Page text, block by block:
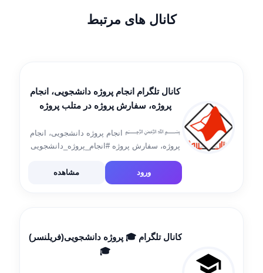
کانال های مرتبط
کانال تلگرام انجام پروژه دانشجویی، انجام
پروژه، سفارش پروژه در متلب پروژه
﷽ انجام پروژه دانشجویی، انجام
پروژه، سفارش پروژه #انجام_پروژه_دانشجویی
#انجام_پروژه_متلب سفارش فوری در واتس آپ
ورود مشاهده
کانال تلگرام 🎓 پروژه دانشجویی(فریلنسر)
🎓